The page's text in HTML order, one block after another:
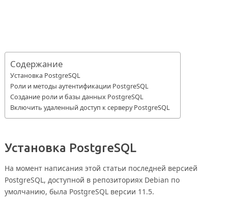
Содержание
Установка PostgreSQL
Роли и методы аутентификации PostgreSQL
Создание роли и базы данных PostgreSQL
Включить удаленный доступ к серверу PostgreSQL
Установка PostgreSQL
На момент написания этой статьи последней версией
PostgreSQL, доступной в репозиториях Debian по
умолчанию, была PostgreSQL версии 11.5.